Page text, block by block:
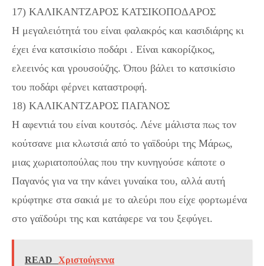
17) ΚΑΛΙΚΑΝΤΖΑΡΟΣ ΚΑΤΣΙΚΟΠΟΔΑΡΟΣ
Η μεγαλειότητά του είναι φαλακρός και κασιδιάρης κι
έχει ένα κατσικίσιο ποδάρι . Είναι κακορίζικος,
ελεεινός και γρουσούζης. Όπου βάλει το κατσικίσιο
του ποδάρι φέρνει καταστροφή.
18) ΚΑΛΙΚΑΝΤΖΑΡΟΣ ΠΑΓΑΝΟΣ
Η αφεντιά του είναι κουτσός. Λένε μάλιστα πως τον
κούτσανε μια κλωτσιά από το γαϊδούρι της Μάρως,
μιας χωριατοπούλας που την κυνηγούσε κάποτε ο
Παγανός για να την κάνει γυναίκα του, αλλά αυτή
κρύφτηκε στα σακιά με το αλεύρι που είχε φορτωμένα
στο γαϊδούρι της και κατάφερε να του ξεφύγει.
READ Χριστούγεννα